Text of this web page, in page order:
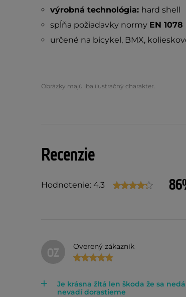
výrobná technológia: hard shell
spĺňa požiadavky normy EN 1078
určené na bicykel, BMX,
Obrázky majú iba ilustračný charakter.
Recenzie
Hodnotenie: 4.3
OZ Overený zákazník
Je krásna žltá len škoda že sa
nevadí dorastieme